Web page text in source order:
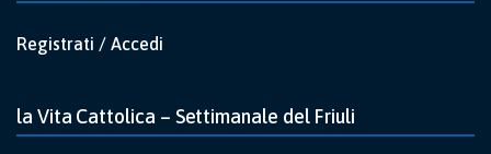
Registrati / Accedi
la Vita Cattolica – Settimanale del Friuli